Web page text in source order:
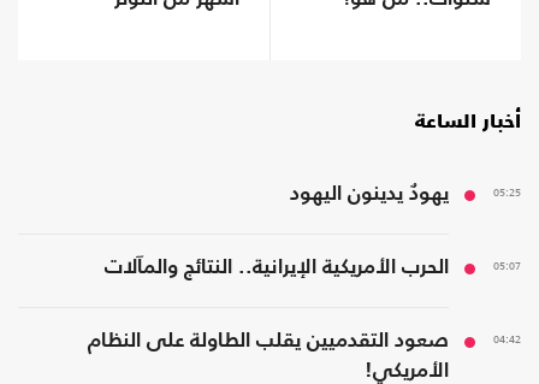
أخبار الساعة
05:25 يهودٌ يدينون اليهود
05:07 الحرب الأمريكية الإيرانية.. النتائج والمآلات
04:42
صعود التقدميين يقلب الطاولة على النظام
الأمريكي!